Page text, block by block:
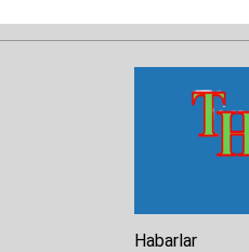
Habarlar